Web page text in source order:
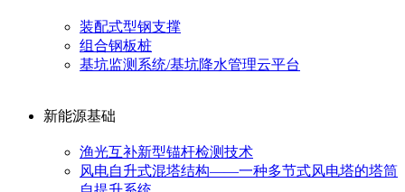
装配式型钢支撑
组合钢板桩
基坑监测系统/基坑降水管理云平台
新能源基础
渔光互补新型锚杆检测技术
风电自升式混塔结构——一种多节式风电塔的塔筒